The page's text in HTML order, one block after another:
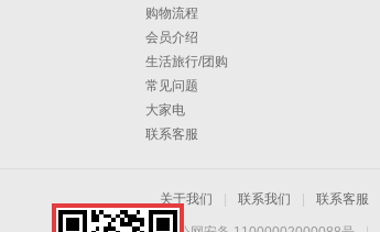
购物流程
会员介绍
生活旅行/团购
常见问题
大家电
联系客服
关于我们 联系我们 联系客服